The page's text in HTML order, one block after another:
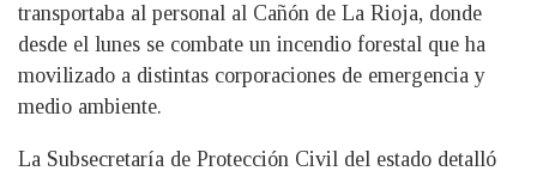
transportaba al personal al Cañón de La Rioja, donde
desde el lunes se combate un incendio forestal que ha
movilizado a distintas corporaciones de emergencia y
medio ambiente.
La Subsecretaría de Protección Civil del estado detalló